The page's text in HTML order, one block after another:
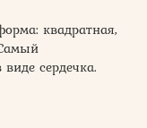
квадратная,
сердечка.